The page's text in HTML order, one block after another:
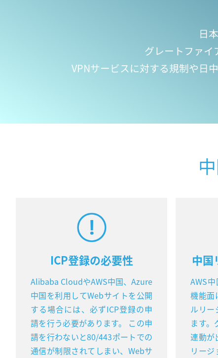
日
グレートファイ
VPNサービスに対する規制や日
ICP登録の必要性
Alibaba CloudやAWS中国、Azure
中国を利用してWebサイトを公開
する場合には、必ずICP登録の申
請を行う必要があります。 この申
請を行わないと80/443ポートでの
通信が制限されてしまい、Webサ
中国
AWS
機能面
ルリー
ます
連動が
リー